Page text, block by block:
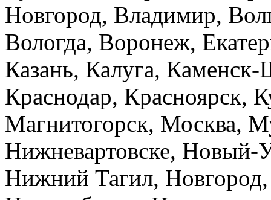
Новгород, Владимир,
Вологда, Воронеж,
Казань, Калуга,
Краснодар, Красноярск,
Магнитогорск, Москва,
Нижневартовске,
Нижний Тагил,